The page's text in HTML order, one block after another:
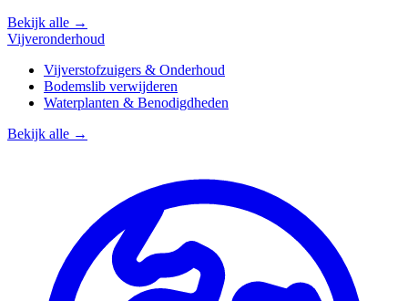
Bekijk alle →
Vijveronderhoud
Vijverstofzuigers & Onderhoud
Bodemslib verwijderen
Waterplanten & Benodigdheden
Bekijk alle →